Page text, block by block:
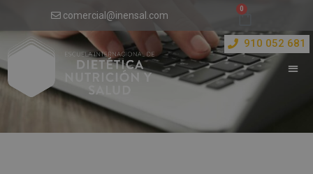
comercial@inensal.com
910 052 681